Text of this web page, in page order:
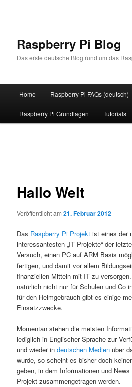
Raspberry Pi Blog
Das erste deutsche Blog rund um das
Home Raspberry Pi FAQs (deutsch)
Raspberry Pi Grundlagen Tutorials
Hallo Welt
Veröffentlicht am21. Februar 2012
Das Raspberry Pi Projekt ist eines der
interessantesten „IT Projekte“ der
Versuch, einen PC auf ARM Basis
fertigen, und damit vor allem
finanziellen Mitteln mit IT zu
natürlich nicht nur für Schulen und Co
für den Heimgebrauch gibt es einige
Einsatzzwecke.
Momentan stehen die meisten
lediglich in Englischer Sprache zur
und wieder indeutschen Medien über
wurde, so scheint es bisher doch
geben, in dem Informationen und
Projekt zusammengetragen werden.